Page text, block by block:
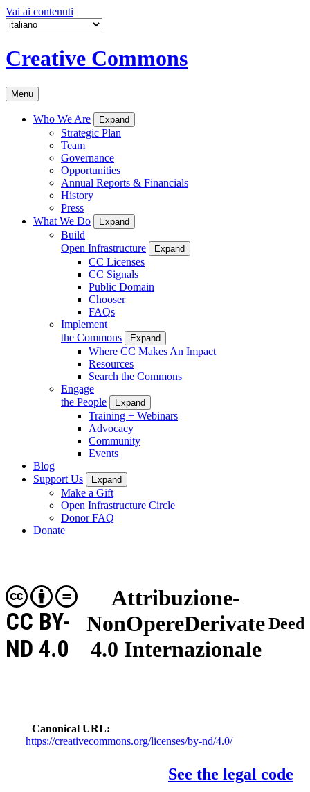
Vai ai contenuti
Creative Commons
Menu
Who We Are Expand
Strategic Plan
Team
Governance
Opportunities
Annual Reports & Financials
History
Press
What We Do
Expand
Build
Open Infrastructure
Expand
CC Licenses
CC Signals
Public Domain
Chooser
FAQs
Implement
the Commons
Expand
Where CC Makes An Impact
Resources
Search the Commons
Engage
the People
Expand
Training + Webinars
Advocacy
Community
Events
Blog
Support Us
Expand
Make a Gift
Open Infrastructure Circle
Donor FAQ
Donate
Attribuzione-
NonOpereDerivate
4.0 Internazionale
CC BY-
ND 4.0
Deed
Canonical URL
https://creativecommons.org/licenses/by-nd/4.0/
See the legal code